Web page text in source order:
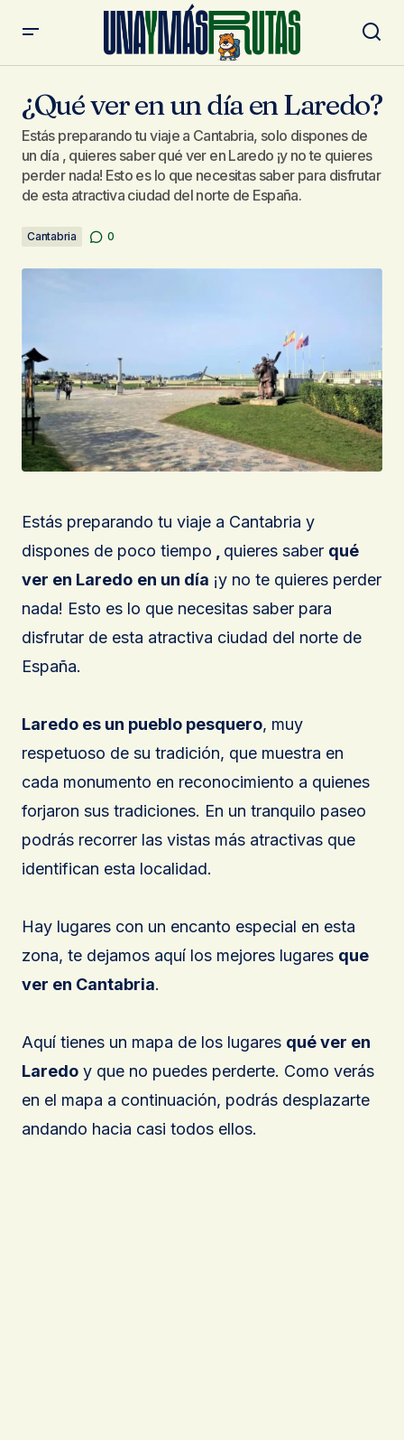
¿Qué ver en un día en Laredo?
Estás preparando tu viaje a Cantabria, solo dispones de
un día , quieres saber qué ver en Laredo ¡y no te quieres
perder nada! Esto es lo que necesitas saber para disfrutar
de esta atractiva ciudad del norte de España.
Cantabria 0
Estás preparando tu viaje a Cantabria y
dispones de poco tiempo
quieres saber qué
ver en Laredo en un día ¡y no te quieres perder
nada! Esto es lo que necesitas saber para
disfrutar de esta atractiva ciudad del norte de
España.
Laredo es un pueblo pesquero, muy
respetuoso de su tradición, que muestra en
cada monumento en reconocimiento a quienes
forjaron sus tradiciones. En un tranquilo paseo
podrás recorrer las vistas más atractivas que
identifican esta localidad.
Hay lugares con un encanto especial en esta
zona, te dejamos aquí los mejores lugares que
ver en Cantabria.
Aquí tienes un mapa de los lugares qué ver en
Laredo y que no puedes perderte. Como verás
en el mapa a continuación, podrás desplazarte
andando hacia casi todos ellos.